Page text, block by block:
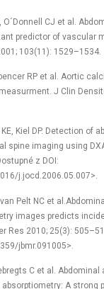
O´Donnell CJ et al.
predictor of vascular
103(11): 1529–1534.
RP et al. Aortic
J Clin
Kiel DP. Detection of
spine imaging using
z DOI:
j.jocd.2006.05.007>.
Pelt NC et
images predicts
Res 2010; 25(3):
jbmr.091005>.
C et al.
absorptiometry: A strong